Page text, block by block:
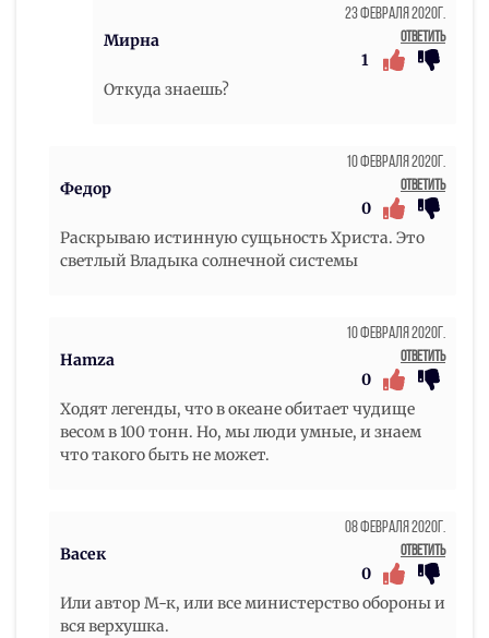
Мирна
23 Февраля 2020г.
Ответить
1
Откуда знаешь?
Федор
10 Февраля 2020г.
Ответить
0
Раскрываю истинную сущьность Христа. Это
светлый Владыка солнечной системы
Hamza
10 Февраля 2020г.
Ответить
0
Ходят легенды, что в океане обитает чудище
весом в 100 тонн. Но, мы люди умные, и знаем
что такого быть не может.
Васек
08 Февраля 2020г.
Ответить
0
Или автор М-к, или все министерство обороны и
вся верхушка.